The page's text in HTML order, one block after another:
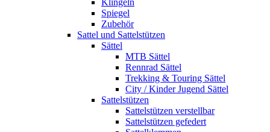
Klingeln
Spiegel
Zubehör
Sattel und Sattelstützen
Sättel
MTB Sättel
Rennrad Sättel
Trekking & Touring Sättel
City / Kinder Jugend Sättel
Sattelstützen
Sattelstützen verstellbar
Sattelstützen gefedert